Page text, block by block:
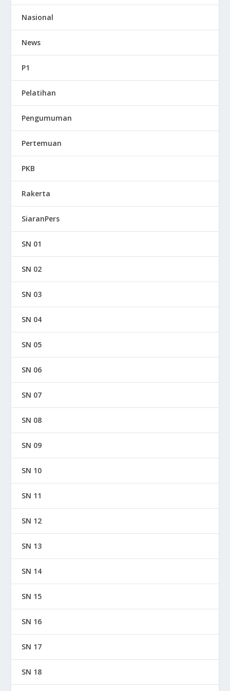
Nasional
News
P1
Pelatihan
Pengumuman
Pertemuan
PKB
Rakerta
SiaranPers
SN 01
SN 02
SN 03
SN 04
SN 05
SN 06
SN 07
SN 08
SN 09
SN 10
SN 11
SN 12
SN 13
SN 14
SN 15
SN 16
SN 17
SN 18